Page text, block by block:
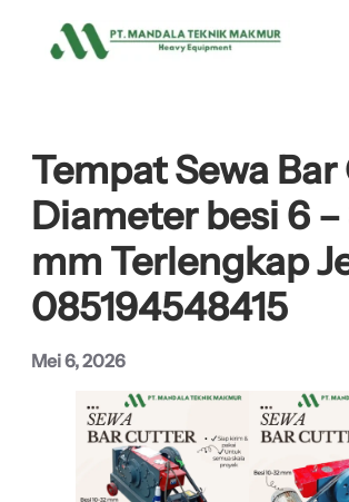
Tempat Sewa
Diameter besi 6 –
mm Terlengkap
085194548415
Mei 6, 2026